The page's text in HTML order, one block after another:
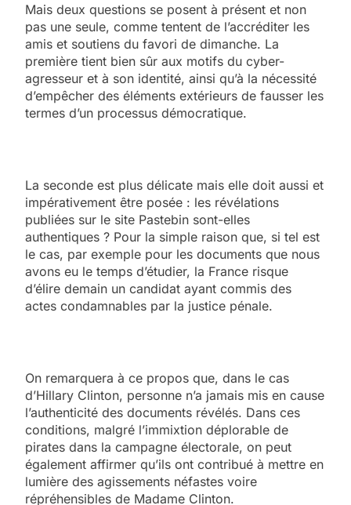
Mais deux questions se posent à présent et non
pas une seule, comme tentent de l’accréditer les
amis et soutiens du favori de dimanche. La
première tient bien sûr aux motifs du cyber-
agresseur et à son identité, ainsi qu’à la nécessité
d’empêcher des éléments extérieurs de fausser les
termes d’un processus démocratique.
La seconde est plus délicate mais elle doit aussi et
impérativement être posée : les révélations
publiées sur le site Pastebin sont-elles
authentiques ? Pour la simple raison que, si tel est
le cas, par exemple pour les documents que nous
avons eu le temps d’étudier, la France risque
d’élire demain un candidat ayant commis des
actes condamnables par la justice pénale.
On remarquera à ce propos que, dans le cas
d’Hillary Clinton, personne n’a jamais mis en cause
l’authenticité des documents révélés. Dans ces
conditions, malgré l’immixtion déplorable de
pirates dans la campagne électorale, on peut
également affirmer qu’ils ont contribué à mettre en
lumière des agissements néfastes voire
répréhensibles de Madame Clinton.